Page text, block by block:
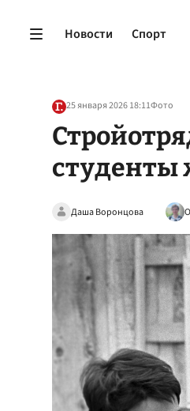
Новости Спорт
25 января 2026 18:11Фото
студенты
Даша Воронцова